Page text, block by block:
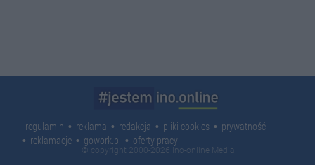
regulamin reklama redakcja pliki cookies
prywatność
reklamacje
gowork.pl oferty pracy
© copyright 2000-2026 Ino-online Media